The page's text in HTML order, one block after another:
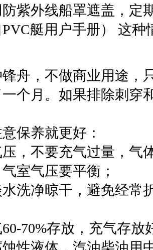
紫外线船罩遮盖，定
艇用户手册） 这种
舟，不做商业用途，
个月。如果排除刺穿
保养就更好：
，不要充气过量，气
室气压要平衡；
洗净晾干，避免经常
70%存放，充气存放